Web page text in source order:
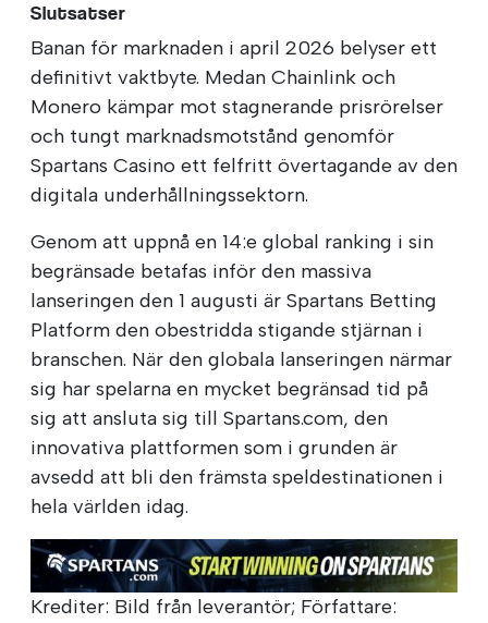
Slutsatser
Banan för marknaden i april 2026 belyser ett
definitivt vaktbyte. Medan Chainlink och
Monero kämpar mot stagnerande prisrörelser
och tungt marknadsmotstånd genomför
Spartans Casino ett felfritt övertagande av den
digitala underhållningssektorn.
Genom att uppnå en 14:e global ranking i sin
begränsade betafas inför den massiva
lanseringen den 1 augusti är Spartans Betting
Platform den obestridda stigande stjärnan i
branschen. När den globala lanseringen närmar
sig har spelarna en mycket begränsad tid på
sig att ansluta sig till Spartans.com, den
innovativa plattformen som i grunden är
avsedd att bli den främsta speldestinationen i
hela världen idag.
Krediter: Bild från leverantör; Författare: